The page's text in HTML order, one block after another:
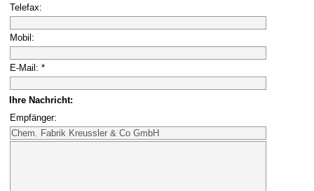
Telefax:
Mobil:
E-Mail: *
Ihre Nachricht:
Empfänger: